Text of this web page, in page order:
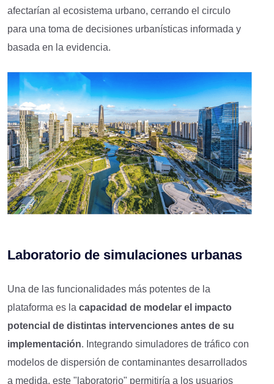
afectarían al ecosistema urbano, cerrando el circulo
para una toma de decisiones urbanísticas informada y
basada en la evidencia.
Laboratorio de simulaciones urbanas
Una de las funcionalidades más potentes de la
plataforma es la capacidad de modelar el impacto
potencial de distintas intervenciones antes de su
implementación. Integrando simuladores de tráfico con
modelos de dispersión de contaminantes desarrollados
a medida, este "laboratorio" permitiría a los usuarios